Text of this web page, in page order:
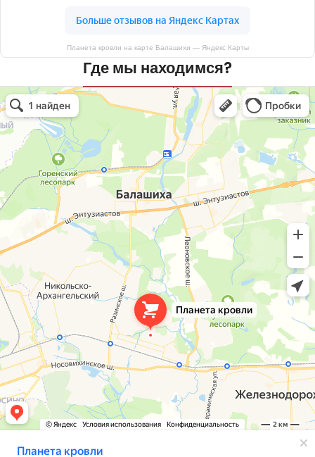
Планета кровли на карте Балашихи — Яндекс Карты
Где мы находимся?
Планета кровли
Кровля и кровельные материалы в Балашихе
Окна в Балашихе